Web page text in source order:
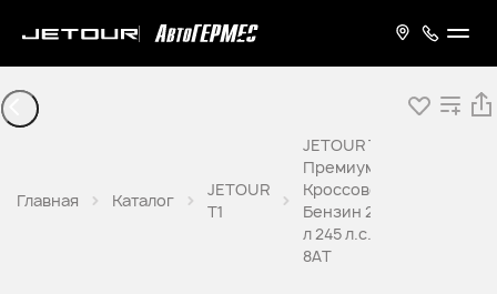
Главная Каталог
JETOUR
T1
JETOUR T1
Премиум
Кроссовер
Бензин 2,0
л 245 л.с.
8AT